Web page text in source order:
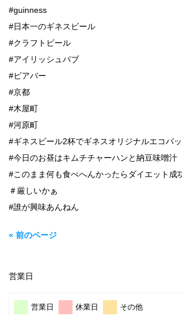
#guinness
#日本一のギネスビール
#クラフトビール
#アイリッシュパブ
#ビアバー
#京都
#木屋町
#河原町
#ギネスビール2杯でギネスオリジナルエコバ
#今日のお昼はキムチチャーハンと納豆味噌汁
#このまま何も食べへんかったらダイエット成
＃厳しいかぁ
#誰が興味あんねん
« 前のページ
営業日
営業日 休業日 その他